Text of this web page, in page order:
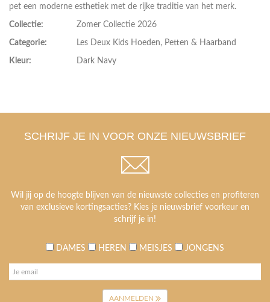
pet een moderne esthetiek met de rijke traditie van het merk.
Collectie: Zomer Collectie 2026
Categorie: Les Deux Kids Hoeden, Petten & Haarband
Kleur: Dark Navy
SCHRIJF JE IN VOOR ONZE NIEUWSBRIEF
Wil jij op de hoogte blijven van de nieuwste collecties en profiteren
van exclusieve kortingsacties? Kies je nieuwsbrief voorkeur en
schrijf je in!
DAMES HEREN MEISJES JONGENS
AANMELDEN